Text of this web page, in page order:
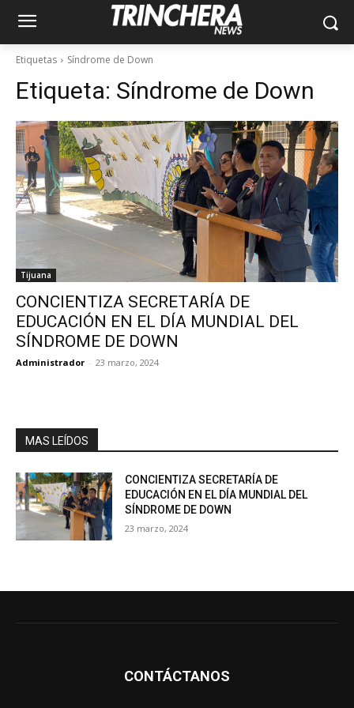
Etiquetas Síndrome de Down
Etiqueta: Síndrome de Down
Tijuana
CONCIENTIZA SECRETARÍA DE
EDUCACIÓN EN EL DÍA MUNDIAL DEL
SÍNDROME DE DOWN
Administrador - 23 marzo, 2024
MAS LEÍDOS
CONCIENTIZA SECRETARÍA DE
EDUCACIÓN EN EL DÍA MUNDIAL DEL
SÍNDROME DE DOWN
23 marzo, 2024
CONTÁCTANOS